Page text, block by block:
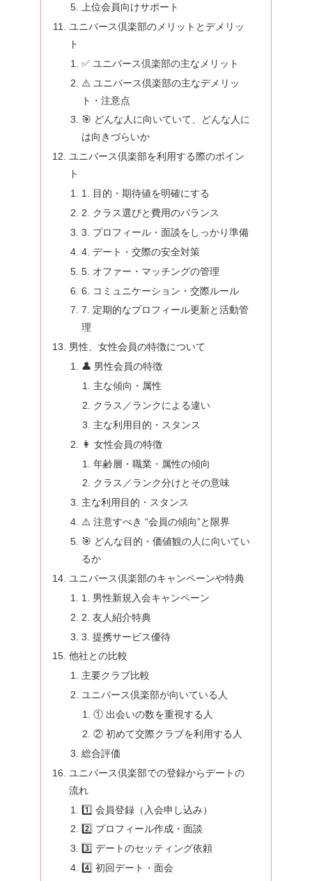
上位会員向けサポート
ユニバース倶楽部のメリットとデメリッ
ト
✅ ユニバース倶楽部の主なメリット
⚠️ ユニバース倶楽部の主なデメリッ
ト・注意点
🎯 どんな人に向いていて、どんな人に
は向きづらいか
ユニバース倶楽部を利用する際のポイン
ト
1. 目的・期待値を明確にする
2. クラス選びと費用のバランス
3. プロフィール・面談をしっかり準備
4. デート・交際の安全対策
5. オファー・マッチングの管理
6. コミュニケーション・交際ルール
7. 定期的なプロフィール更新と活動管
理
男性、女性会員の特徴について
👤 男性会員の特徴
主な傾向・属性
クラス／ランクによる違い
主な利用目的・スタンス
👩 女性会員の特徴
年齢層・職業・属性の傾向
クラス／ランク分けとその意味
主な利用目的・スタンス
⚠️ 注意すべき “会員の傾向”と限界
🎯 どんな目的・価値観の人に向いてい
るか
ユニバース倶楽部のキャンペーンや特典
1. 男性新規入会キャンペーン
2. 友人紹介特典
3. 提携サービス優待
他社との比較
主要クラブ比較
ユニバース倶楽部が向いている人
① 出会いの数を重視する人
② 初めて交際クラブを利用する人
総合評価
ユニバース倶楽部での登録からデートの
流れ
1️⃣ 会員登録（入会申し込み）
2️⃣ プロフィール作成・面談
3️⃣ デートのセッティング依頼
4️⃣ 初回デート・面会